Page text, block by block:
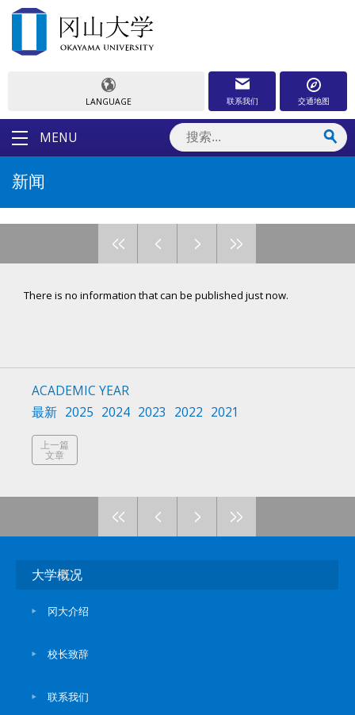
LANGUAGE 联系我们 交通地图
MENU
新闻
<< < > >>
There is no information that can be published just now.
ACADEMIC YEAR
最新 2025 2024 2023 2022 2021
上一篇
文章
<< < > >>
大学概况
冈大介绍
校长致辞
联系我们